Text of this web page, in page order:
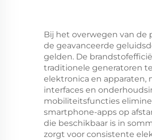
Bij het overwegen van de
de geavanceerde
gelden. De
traditionele generatoren
elektronica en
interfaces en
mobiliteitsfuncties
smartphone-apps op
die beschikbaar is in
zorgt voor consistente